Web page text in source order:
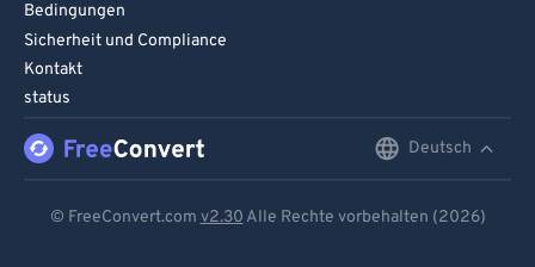
Bedingungen
Sicherheit und Compliance
Kontakt
status
Deutsch
© FreeConvert.com v2.30 Alle Rechte vorbehalten (2026)